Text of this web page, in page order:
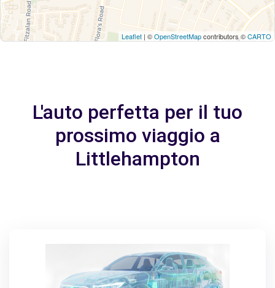
Leaflet | ©OpenStreetMapcontributors ©CARTO
L'auto perfetta per il tuo
prossimo viaggio a
Littlehampton